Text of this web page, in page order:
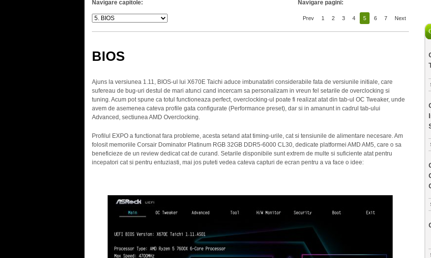
Navigare capitole: Navigare pagini:
Prev 1 2 3 4 5 6 7 Next
BIOS
Ajuns la versiunea 1.11, BIOS-ul lui X670E Taichi aduce imbunatatiri considerabile fata de versiunile initiale, care
sufereau de bug-uri destul de mari atunci cand incercam sa personalizam in vreun fel setarile de overclocking si
tuning. Acum pot spune ca totul functioneaza perfect, overclocking-ul poate fi realizat atat din tab-ul OC Tweaker, unde
avem de asemenea cateva profile gata configurate (Performance preset), dar si in amanunt in cadrul tab-ului
Advanced, sectiunea AMD Overclocking.
Profilul EXPO a functionat fara probleme, acesta setand atat timing-urile, cat si tensiunile de alimentare necesare. Am
folosit memoriile Corsair Dominator Platinum RGB 32GB DDR5-6000 CL30, dedicate platformei AMD AM5, care o sa
beneficieze de un review dedicat cat de curand. Setarile disponibile sunt extrem de multe si suficiente atat pentru
incepatori cat si pentru entuziasti, mai jos puteti vedea cateva capturi de ecran pentru a va face o idee: